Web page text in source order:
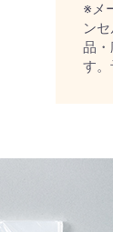
※メ
ン
品
す